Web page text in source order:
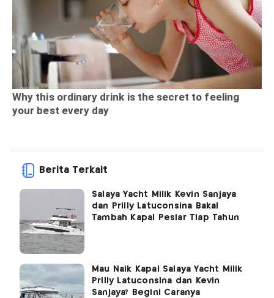
Berita Terkait
Salaya Yacht Milik Kevin Sanjaya
dan Prilly Latuconsina Bakal
Tambah Kapal Pesiar Tiap Tahun
Mau Naik Kapal Salaya Yacht Milik
Prilly Latuconsina dan Kevin
Sanjaya? Begini Caranya